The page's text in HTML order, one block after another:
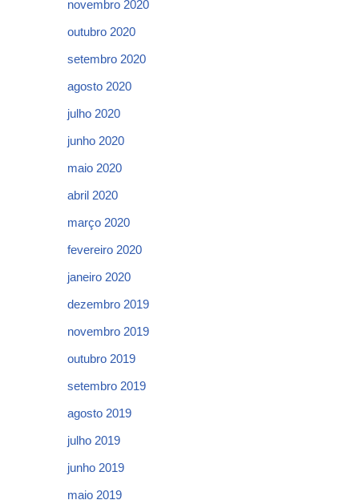
novembro 2020
outubro 2020
setembro 2020
agosto 2020
julho 2020
junho 2020
maio 2020
abril 2020
março 2020
fevereiro 2020
janeiro 2020
dezembro 2019
novembro 2019
outubro 2019
setembro 2019
agosto 2019
julho 2019
junho 2019
maio 2019